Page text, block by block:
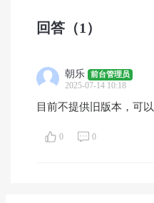
回答 （1）
朝乐 前台管理员
2025-07-14 10:18
目前不提供旧版本，可
0 0